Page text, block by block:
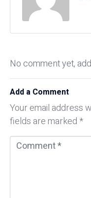
No comment yet,
Add a Comment
Your email address
fields are marked *